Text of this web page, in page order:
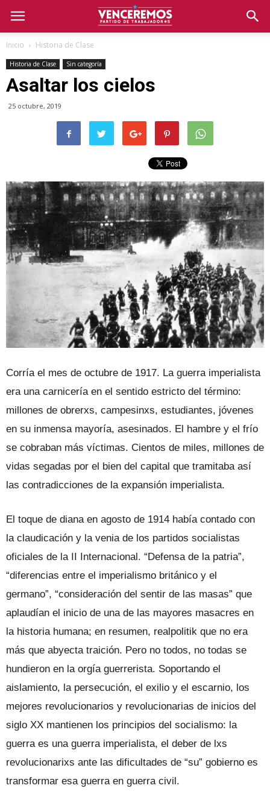
Inicio Historia de Clase
Historia de Clase Sin categoría
Asaltar los cielos
25 octubre, 2019
Corría el mes de octubre de 1917. La guerra imperialista
era una carnicería en el sentido estricto del término:
millones de obrerxs, campesinxs, estudiantes, jóvenes
en su inmensa mayoría, asesinados. El hambre y el frío
se cobraban más víctimas. Cientos de miles, millones de
vidas segadas por el bien del capital que tramitaba así
las contradicciones de la expansión imperialista.
El toque de diana en agosto de 1914 había contado con
la claudicación y la venia de los partidos socialistas
oficiales de la II Internacional. “Defensa de la patria”,
“diferencias entre el imperialismo británico y el
germano”, “consideración del sentir de las masas” que
aplaudían el inicio de una de las mayores masacres en
la historia humana; en resumen, realpolitik que no era
más que abyecta traición. Pero no todos, no todas se
hundieron en la orgía guerrerista. Soportando el
aislamiento, la persecución, el exilio y el escarnio, los
mejores revolucionarios y revolucionarias de inicios del
siglo XX mantienen los principios del socialismo: la
guerra es una guerra imperialista, el deber de lxs
revolucionarixs ante las dificultades de “su” gobierno es
transformar esa guerra en guerra civil.